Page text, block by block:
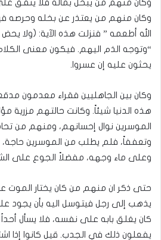
وكان منهم من يبخل بماله فلا ينفق
وكان منهم من يعتذر عن بخله وحرصه
الله أطعمه ” فنزلت هذه الآية: (ولا
“وتوجه الذم اليهم. فيكون معنى الكلام:
يحثون عليه إن عسروا.
وكان بين الجاهليين فقراء معدمون
هذه الدنيا شيئاً. وكانت حالتهم مزرية
الموسرين نوال إحسانهم، ومنهم من
وتعففاً، فلم يطلب من الموسرين
وعلى ماء وجهه، مفضلاً الجوع على
حتى ذكر ان منهم من كان يختار الموت
يذهب إلى رجل فيتوسل اليه بأن يجود
كان يغلق بابه على نفسه، فلا يسأل
يفعلون ذلك في الجدب. قيل كانوا إذا